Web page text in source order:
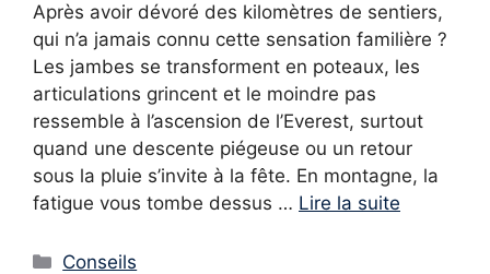
Après avoir dévoré des kilomètres de sentiers,
qui n’a jamais connu cette sensation familière ?
Les jambes se transforment en poteaux, les
articulations grincent et le moindre pas
ressemble à l’ascension de l’Everest, surtout
quand une descente piégeuse ou un retour
sous la pluie s’invite à la fête. En montagne, la
fatigue vous tombe dessus … Lire la suite
Catégories
Conseils